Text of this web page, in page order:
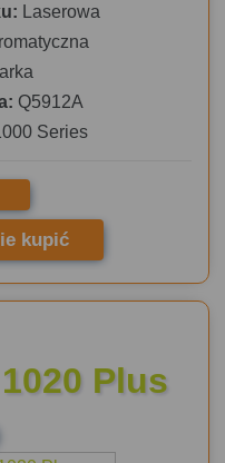
Laserowa
Q5912A
Series
kupić
Plus